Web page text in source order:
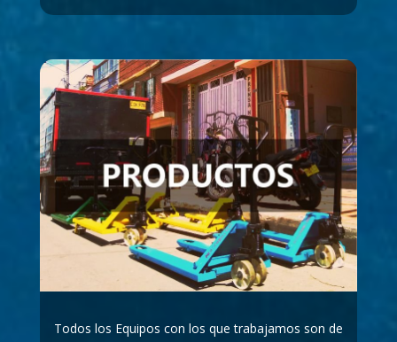
Todos los Equipos con los que trabajamos son de